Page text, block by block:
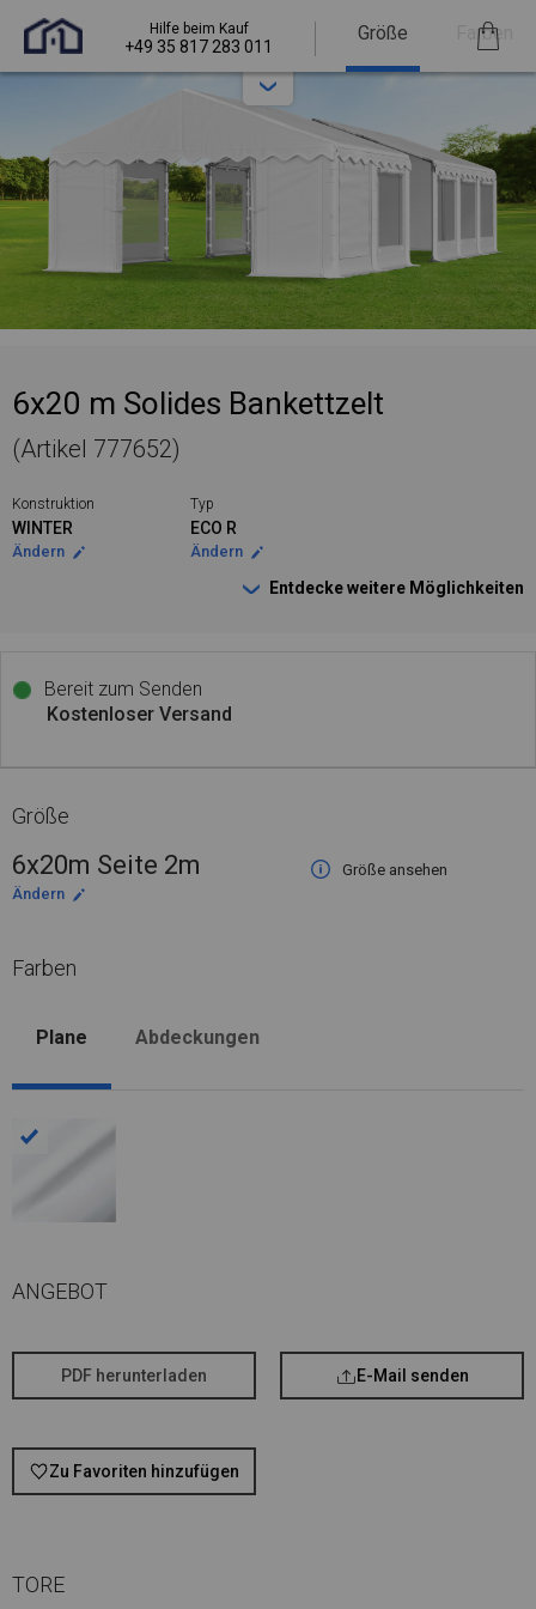
Hilfe beim Kauf
+49 35 817 283 011
Größe Farben
6x20 m Solides Bankettzelt
(Artikel 777652)
Konstruktion
WINTER
Ändern
Typ
ECO R
Ändern
Entdecke weitere Möglichkeiten
Bereit zum Senden
Kostenloser Versand
Größe
6x20m Seite 2m
Größe ansehen
Ändern
Farben
Plane Abdeckungen
ANGEBOT
PDF herunterladen E-Mail senden
Zu Favoriten hinzufügen
TORE